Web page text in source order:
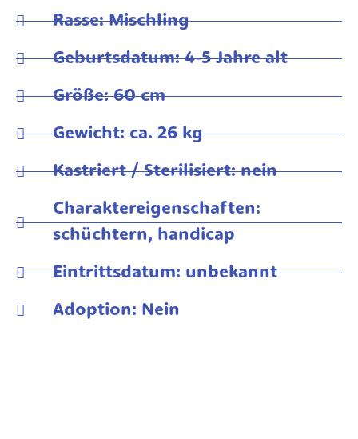
Rasse: Mischling
Geburtsdatum: 4-5 Jahre alt
Größe: 60 cm
Gewicht: ca. 26 kg
Kastriert / Sterilisiert: nein
Charaktereigenschaften:
schüchtern, handicap
Eintrittsdatum: unbekannt
Adoption: Nein